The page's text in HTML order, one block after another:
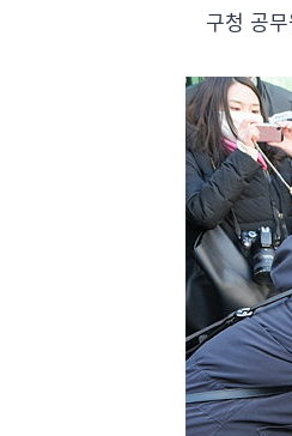
구청 공